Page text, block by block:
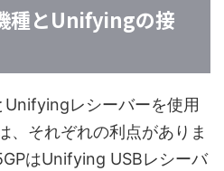
種とUnifyingの接
レシーバーを使用
、それぞれの利点がありま
はUnifying USBレシーバ